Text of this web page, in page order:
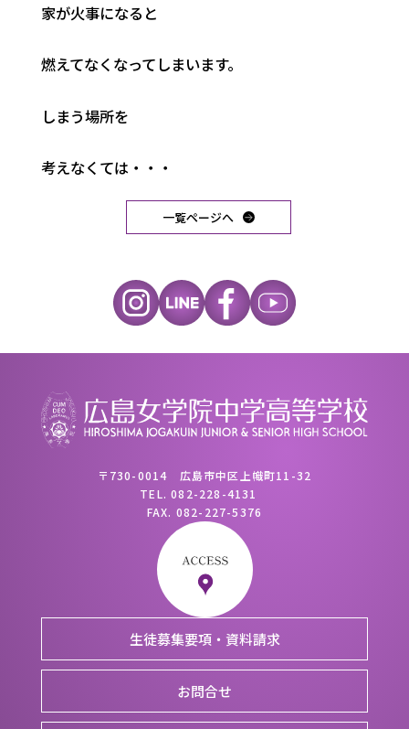
家が火事になると
燃えてなくなってしまいます。
しまう場所を
考えなくては・・・
一覧ページへ
〒730-0014 広島市中区上幟町11-32
TEL.082-228-4131
FAX. 082-227-5376
生徒募集要項・資料請求
お問合せ